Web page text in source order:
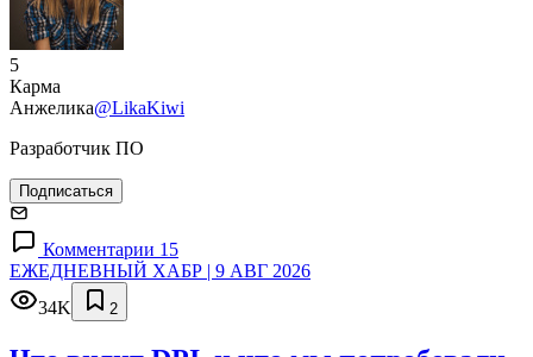
5
Карма
Анжелика@LikaKiwi
Разработчик ПО
Подписаться
Комментарии 15
ЕЖЕДНЕВНЫЙ ХАБР | 9 АВГ 2026
34K
2